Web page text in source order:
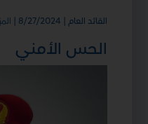
القائد العام | 8/27/2024 |المزيد
الحس الأمني